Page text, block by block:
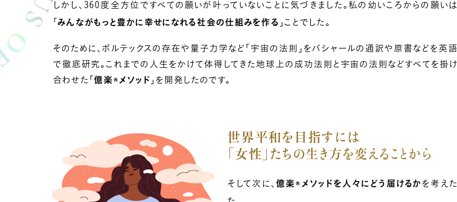
しかし、360度全方位ですべての願いが叶っていないことに気づきました。私の幼いころからの願い
「みんながもっと豊かに幸せになれる社会の仕組みを作る 」ことでした。
そのために、ボルテックスの存在や量子力学など「宇宙の法則」をバシャールの通訳や原書などを英
で徹底研究。これまでの人生をかけて体得してきた地球上の成功法則と宇宙の法則などすべてを掛
合わせた「億楽®︎メソッド 」を開発したのです。
世界平和を目指すには
「女性」たちの生き方を変えることから
そして次に、 億楽®メソッドを人々にどう届けるかを考えた